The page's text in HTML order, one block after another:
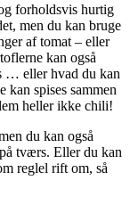
forholdsvis hurtig
men du kan bruge
af tomat – eller
kan også
… eller hvad du kan
kan spises sammen
heller ikke chili!
du kan også
tværs. Eller du kan
reglel rift om, så